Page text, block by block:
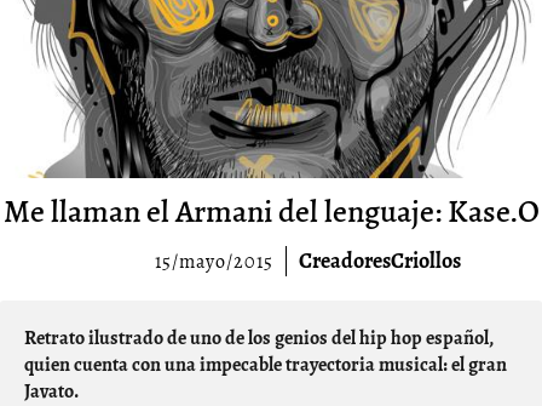
Me llaman el Armani del lenguaje: Kase.O
15/mayo/2015 CreadoresCriollos
Retrato ilustrado de uno de los genios del hip hop español,
quien cuenta con una impecable trayectoria musical: el gran
Javato.